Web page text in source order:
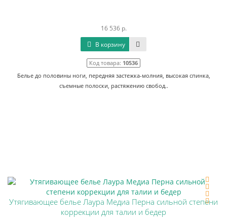
16 536 р.
В корзину
Код товара: 10536
Белье до половины ноги, передняя застежка-молния, высокая спинка,
съемные полоски, растяжению свобод..
Утягивающее белье Лаура Медиа Перна сильной степени
коррекции для талии и бедер